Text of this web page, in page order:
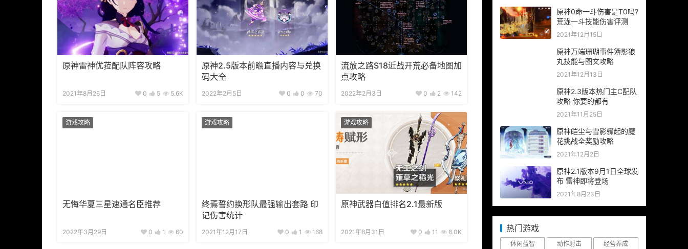
原神雷神优菈配队阵容攻略
2021年8月26日 0 5 5.6K
原神2.5版本前瞻直播内容与兑换
码大全
2022年2月5日 0 0 70
流放之路S18近战开荒必备地图加
点攻略
2022年2月3日 0 2 142
游戏攻略
无悔华夏三星速通名臣推荐
2022年3月29日 0 1 60
游戏攻略
终焉誓约换形队最强输出套路 印
记伤害统计
2021年12月17日 0 1 168
游戏攻略
原神武器白值排名2.1最新版
2021年8月31日 0 11 8.0K
原神0命一斗伤害是T0吗?
荒泷一斗技能伤害评测
2021年12月15日
原神万端珊瑚事件簿影狼
丸技能与图文攻略
2021年12月13日
原神2.3版本热门主C配队
攻略 你要的都有
2021年11月25日
原神皑尘与雪影骤起的魔
花挑战全奖励攻略
2021年12月2日
原神2.1版本9月1日全球发
布 雷神即将登场
2021年8月23日
热门游戏
休闲益智 动作射击 经营养成